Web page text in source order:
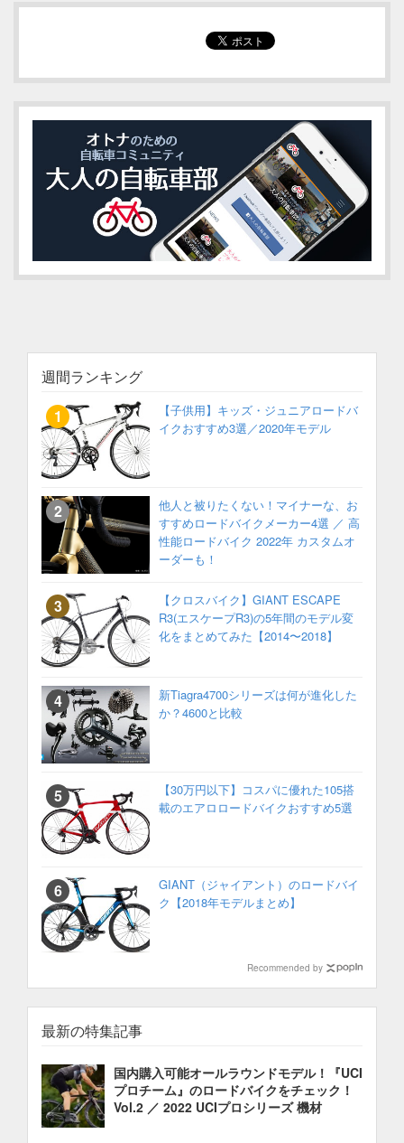
週間ランキング
【子供用】キッズ・ジュニアロードバ
イクおすすめ3選／2020年モデル
他人と被りたくない！マイナーな、お
すすめロードバイクメーカー4選 ／ 高
性能ロードバイク 2022年 カスタムオ
ーダーも！
【クロスバイク】GIANT ESCAPE
R3(エスケープR3)の5年間のモデル変
化をまとめてみた【2014〜2018】
新Tiagra4700シリーズは何が進化した
か？4600と比較
【30万円以下】コスパに優れた105搭
載のエアロロードバイクおすすめ5選
GIANT（ジャイアント）のロードバイ
ク【2018年モデルまとめ】
Recommended by
最新の特集記事
国内購入可能オールラウンドモデル！『UCI
プロチーム』のロードバイクをチェック！
Vol.2 ／ 2022 UCIプロシリーズ 機材